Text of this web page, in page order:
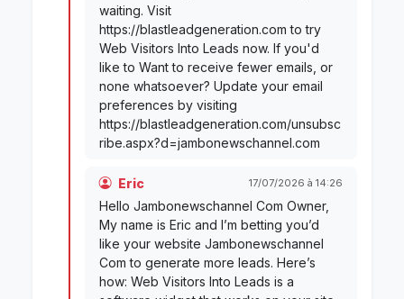
waiting. Visit
https://blastleadgeneration.com to try
Web Visitors Into Leads now. If you'd
like to Want to receive fewer emails, or
none whatsoever? Update your email
preferences by visiting
https://blastleadgeneration.com/unsubsc
ribe.aspx?d=jambonewschannel.com
Eric 17/07/2026 à 14:26
Hello Jambonewschannel Com Owner,
My name is Eric and I’m betting you’d
like your website Jambonewschannel
Com to generate more leads. Here’s
how: Web Visitors Into Leads is a